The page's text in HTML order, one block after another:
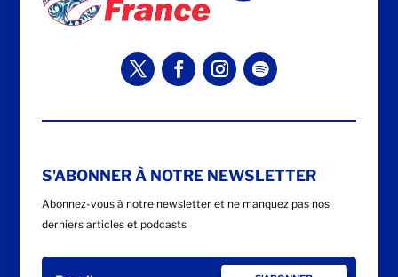
S'ABONNER À NOTRE NEWSLETTER
Abonnez-vous à notre newsletter et ne manquez pas nos
derniers articles et podcasts